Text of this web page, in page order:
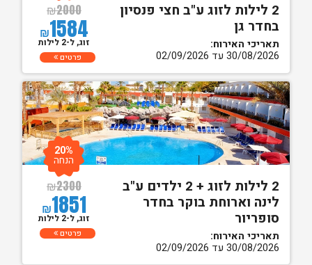
2 לילות לזוג ע"ב חצי פנסיון
בחדר גן
תאריכי האירוח:
30/08/2026 עד 02/09/2026
₪2000
₪1584
זוג, ל-2 לילות
פרטים
2 לילות לזוג + 2 ילדים ע"ב
לינה וארוחת בוקר בחדר
סופריור
תאריכי האירוח:
30/08/2026 עד 02/09/2026
₪2300
₪1851
20%
הנחה
זוג, ל-2 לילות
פרטים